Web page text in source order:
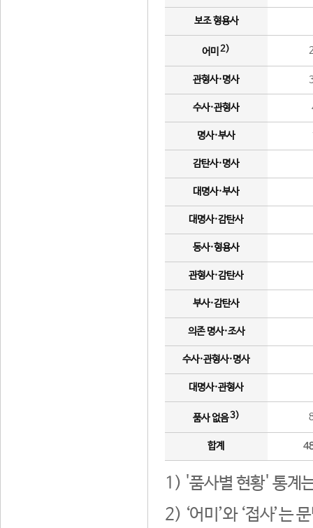
보조 형용사
어미 2)
관형사·명사
수사·관형사
명사·부사
감탄사·명사
대명사·부사
대명사·감탄사
동사·형용사
관형사·감탄사
부사·감탄사
의존 명사·조사
수사·관형사·명사
대명사·관형사
품사 없음3)
합계
1) '품사별 현황' 통계
2) ‘어미’와 ‘접사’는